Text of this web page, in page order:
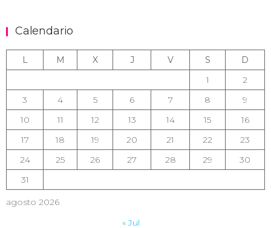
Calendario
agosto 2026
L M X J V S
D
1
2
3
4 5 6 7 8
9
10
11 12 13 14 15
16
17
18 19 20 21 22
23
24
25 26 27 28 29
30
31
« Jul